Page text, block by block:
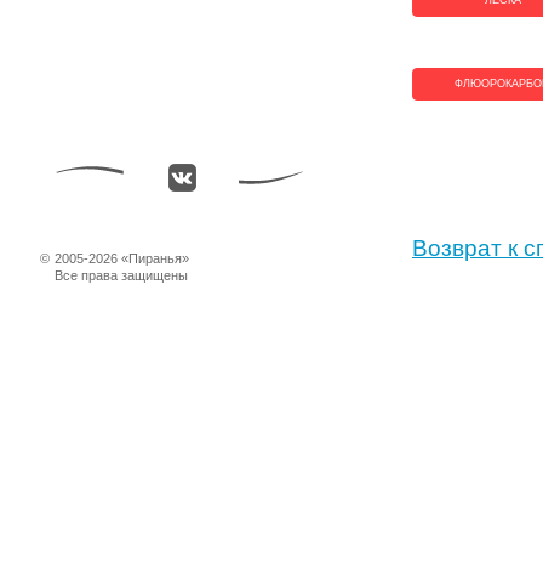
Возврат к
© 2005-2026 «Пиранья»
Все права защищены